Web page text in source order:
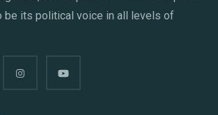
be its political voice in all levels of